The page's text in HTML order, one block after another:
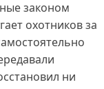
законом
охотников за
ни